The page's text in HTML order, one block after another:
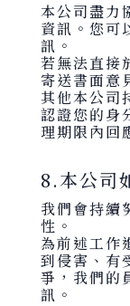
本公司盡力
資訊。您可
訊。
若無法直接
寄送書面意
其他本公司
認證您的身
理期限內回
8.本公司
我們會持續
性。
為前述工作
到侵害、有
爭，我們的
訊。